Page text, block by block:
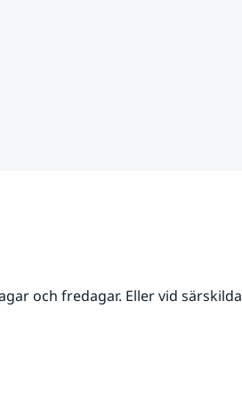
och fredagar. Eller vid särskilda